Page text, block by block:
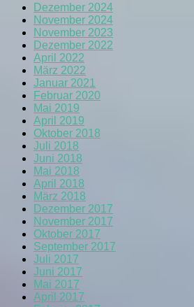
Dezember 2024
November 2024
November 2023
Dezember 2022
April 2022
März 2022
Januar 2021
Februar 2020
Mai 2019
April 2019
Oktober 2018
Juli 2018
Juni 2018
Mai 2018
April 2018
März 2018
Dezember 2017
November 2017
Oktober 2017
September 2017
Juli 2017
Juni 2017
Mai 2017
April 2017